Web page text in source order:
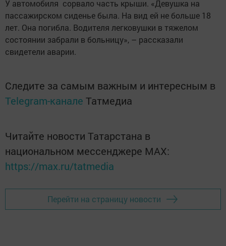
У автомобиля сорвало часть крыши. «Девушка на
пассажирском сиденье была. На вид ей не больше 18
лет. Она погибла. Водителя легковушки в тяжелом
состоянии забрали в больницу», – рассказали
свидетели аварии.
Следите за самым важным и интересным в
Telegram-канале Татмедиа
Читайте новости Татарстана в
национальном мессенджере MАХ:
https://max.ru/tatmedia
Перейти на страницу новости